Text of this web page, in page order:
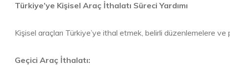
Türkiye’ye Kişisel Araç İthalatı Süreci Yardımı
Kişisel araçları Türkiye’ye ithal etmek, belirli düzenlemelere ve
Geçici Araç İthalatı: